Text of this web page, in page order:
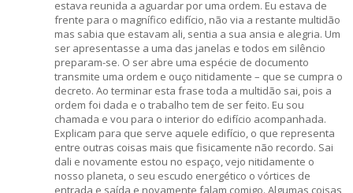
estava reunida a aguardar por uma ordem. Eu estava de
frente para o magnífico edifício, não via a restante multidão
mas sabia que estavam ali, sentia a sua ansia e alegria. Um
ser apresentasse a uma das janelas e todos em silêncio
preparam-se. O ser abre uma espécie de documento
transmite uma ordem e ouço nitidamente – que se cumpra o
decreto. Ao terminar esta frase toda a multidão sai, pois a
ordem foi dada e o trabalho tem de ser feito. Eu sou
chamada e vou para o interior do edifício acompanhada.
Explicam para que serve aquele edifício, o que representa
entre outras coisas mais que fisicamente não recordo. Sai
dali e novamente estou no espaço, vejo nitidamente o
nosso planeta, o seu escudo energético o vórtices de
entrada e saída e novamente falam comigo. Algumas coisas